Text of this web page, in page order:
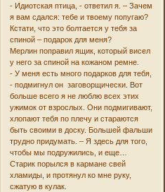
- Идиотская птица, - ответил я. – Зачем
я вам сдался: тебе и твоему попугаю?
Кстати, что это болтается у тебя за
спиной – подарок для меня?
Мерлин поправил ящик, который висел
у него за спиной на кожаном ремне.
- У меня есть много подарков для тебя,
- подмигнул он заговорщически. Вот
больше всего я не люблю всех этих
ужимок от взрослых. Они подмигивают,
хлопают тебя по плечу и стараются
быть своими в доску. Большей фальши
трудно придумать. – Я здесь для того,
чтобы мы подружились, и еще…
Старик порылся в кармане свей
хламиды, и протянул ко мне руку,
сжатую в кулак.